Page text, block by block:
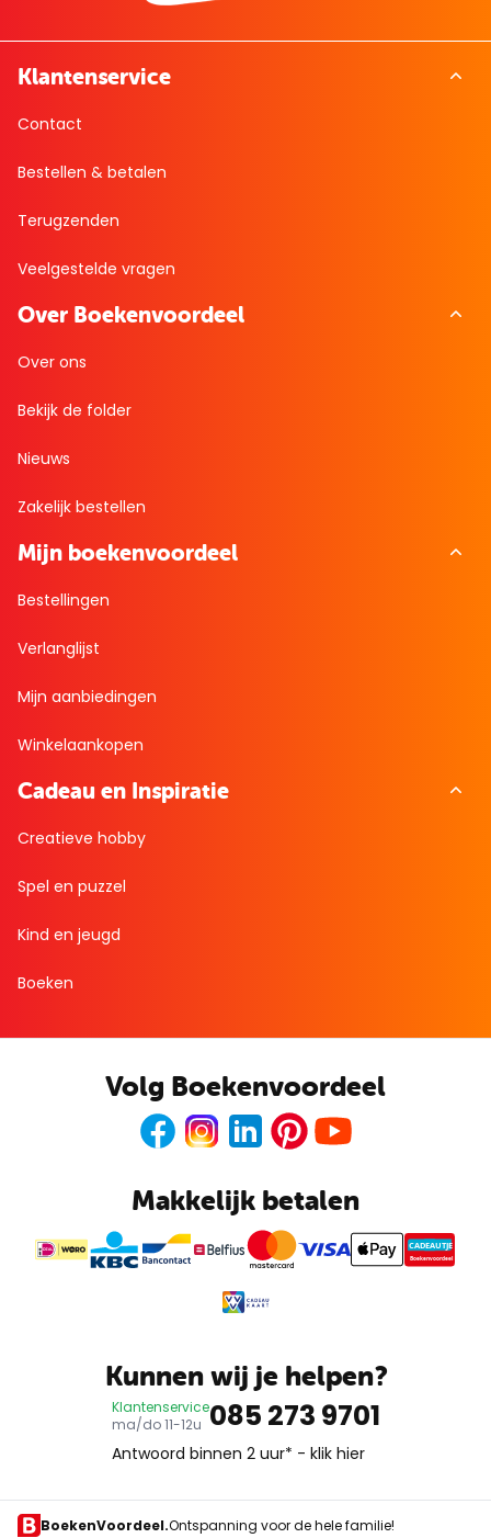
Klantenservice
Contact
Bestellen & betalen
Terugzenden
Veelgestelde vragen
Over Boekenvoordeel
Over ons
Bekijk de folder
Nieuws
Zakelijk bestellen
Mijn boekenvoordeel
Bestellingen
Verlanglijst
Mijn aanbiedingen
Winkelaankopen
Cadeau en Inspiratie
Creatieve hobby
Spel en puzzel
Kind en jeugd
Boeken
Volg Boekenvoordeel
FacebookInstagramLinkedInPinterest
Makkelijk betalen
Boekenvoordeel
CADEAUTJE
Kunnen wij je helpen?
Klantenservice
ma/do 11-12u 085 273 9701
Antwoord binnen 2 uur* - klik hier
BoekenVoordeel.Ontspanning voor de hele familie!